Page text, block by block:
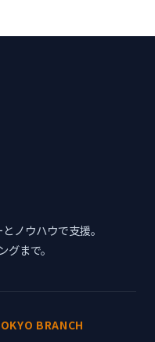
ノウハウで支援。
まで。
BRANCH